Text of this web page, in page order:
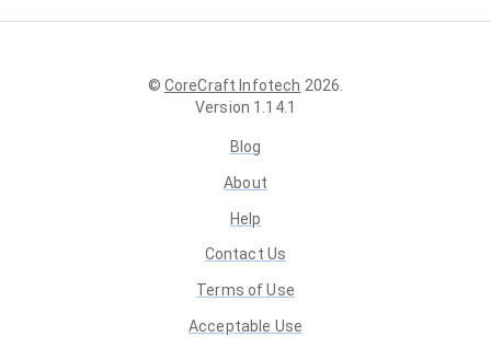
© CoreCraft Infotech 2026
Version 1.14.1
Blog
About
Help
Contact Us
Terms of Use
Acceptable Use